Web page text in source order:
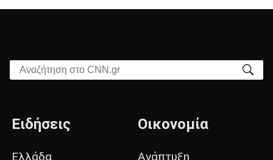
Αναζήτηση στο CNN.gr
Ειδήσεις
Ελλάδα
Οικονομία
Ανάπτυξη